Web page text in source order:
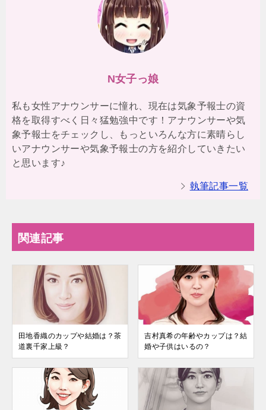
N女子っ娘
私も女性アナウンサーに憧れ、現在は気象予報士の資
格を取得すべく日々猛勉強中です！アナウンサーや気
象予報士をチェックし、もっといろんな方に素晴らし
いアナウンサーや気象予報士の方を紹介していきたい
と思います♪
執筆記事一覧
関連記事
田地香織のカップや結婚は？茶
道裏千家上級？
吉村真希の年齢やカップは？結
婚や子供はいるの？